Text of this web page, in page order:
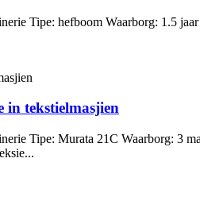
Tipe: hefboom Waarborg: 1.5
in tekstielmasjien
Tipe: Murata 21C Waarborg: 3